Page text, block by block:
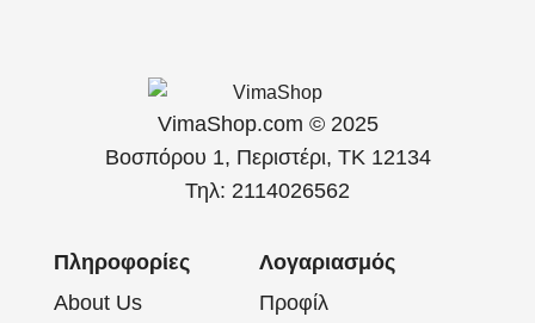
VimaShop.com © 2025
Βοσπόρου 1, Περιστέρι, ΤΚ 12134
Τηλ: 2114026562
Πληροφορίες
About Us
Λογαριασμός
Προφίλ